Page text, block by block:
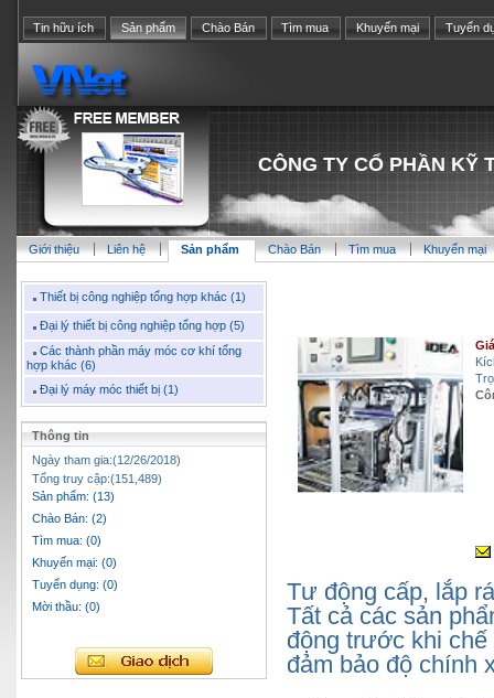
Tin hữu ích Sản phẩm Chào Bán Tìm mua Khuyến mại Tuyển
CÔNG TY CỔ PHẦN KỸ
Giới thiệu Liên hệ Sản phẩm Chào Bán Tìm mua Khuyến mại
Thiết bị công nghiệp tổng hợp khác (1)
Đại lý thiết bị công nghiệp tổng hợp (5)
Các thành phần máy móc cơ khí tổng
hợp khác (6)
Đại lý máy móc thiết bị (1)
Thông tin
Ngày tham gia:(12/26/2018)
Tổng truy cập:(151,489)
Sản phẩm: (13)
Chào Bán: (2)
Tìm mua: (0)
Khuyến mại: (0)
Tuyển dụng: (0)
Mời thầu: (0)
Tư động cấp, lắp
Tất cả các sản
động trước khi chế
đảm bảo độ chính